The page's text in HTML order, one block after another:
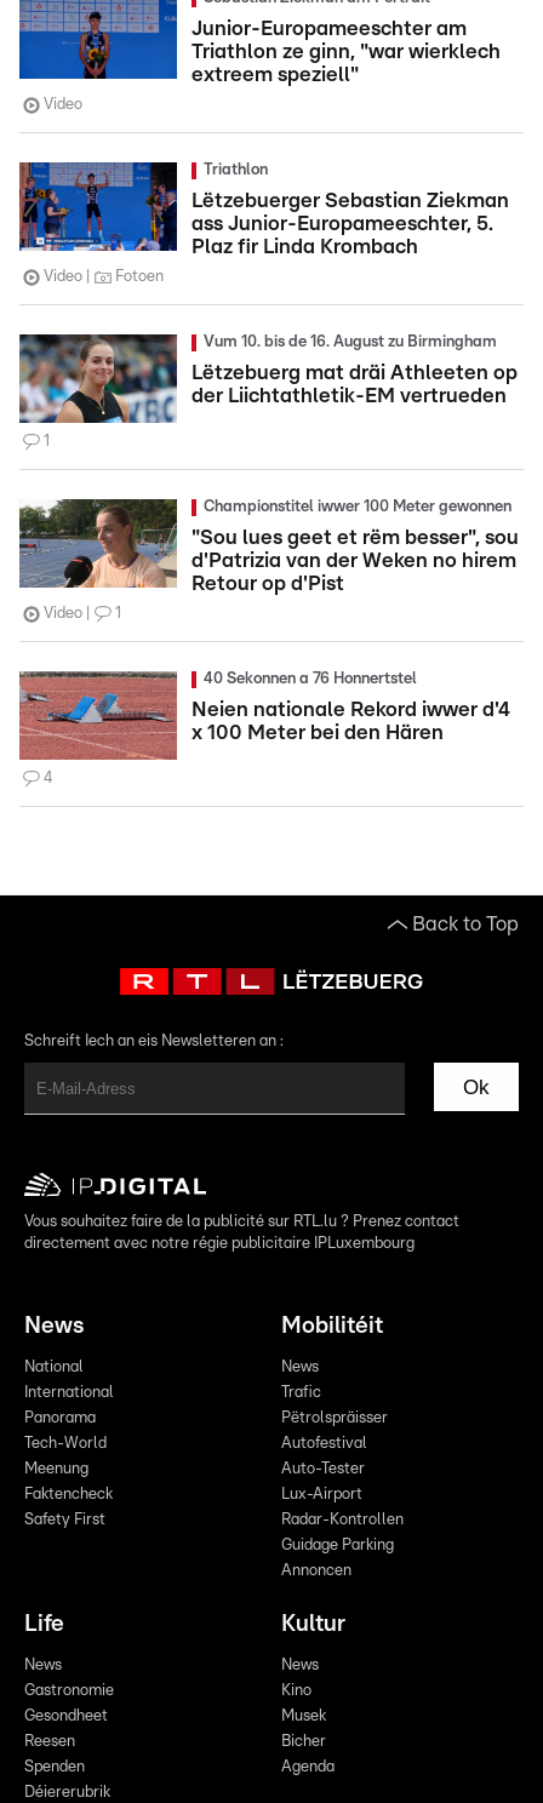
Junior-Europameeschter am
Triathlon ze ginn, "war wierklech
extreem speziell"
Video
Triathlon
Lëtzebuerger Sebastian Ziekman
ass Junior-Europameeschter, 5.
Plaz fir Linda Krombach
Video Fotoen
Vum 10. bis de 16. August zu Birmingham
Lëtzebuerg mat dräi Athleeten op
der Liichtathletik-EM vertrueden
1
Championstitel iwwer 100 Meter gewonnen
"Sou lues geet et rëm besser", sou
d'Patrizia van der Weken no hirem
Retour op d'Pist
Video 1
40 Sekonnen a 76 Honnertstel
Neien nationale Rekord iwwer d'4
x 100 Meter bei den Hären
4
Back to Top
Schreift Iech an eis Newsletteren an :
Ok
Vous souhaitez faire de la publicité sur RTL.lu ? Prenez contact
directement avec notre régie publicitaire IPLuxembourg
News
National
International
Panorama
Tech-World
Meenung
Faktencheck
Safety First
Mobilitéit
News
Trafic
Pëtrolspräisser
Autofestival
Auto-Tester
Lux-Airport
Radar-Kontrollen
Guidage Parking
Annoncen
Life
News
Gastronomie
Gesondheet
Reesen
Spenden
Déiererubrik
Kultur
News
Kino
Musek
Bicher
Agenda